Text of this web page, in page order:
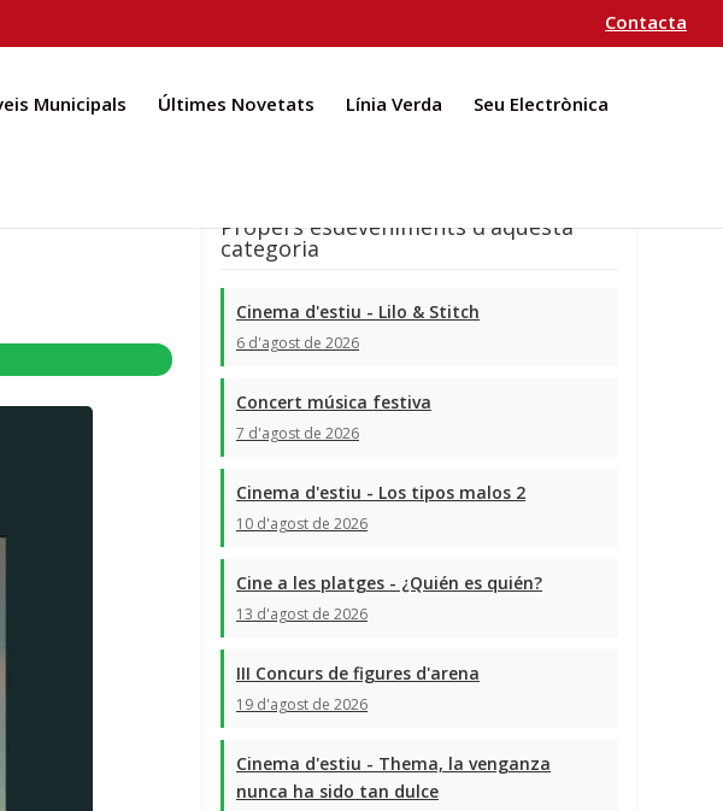
Contacta
Municipals Últimes Novetats Línia Verda Seu Electrònica
Propers esdeveniments d'aquesta
categoria
Cinema d'estiu - Lilo & Stitch
6 d'agost de 2026
Concert música festiva
7 d'agost de 2026
Cinema d'estiu - Los tipos malos 2
10 d'agost de 2026
Cine a les platges - ¿Quién es quién?
13 d'agost de 2026
III Concurs de figures d'arena
19 d'agost de 2026
Cinema d'estiu - Thema, la venganza
nunca ha sido tan dulce